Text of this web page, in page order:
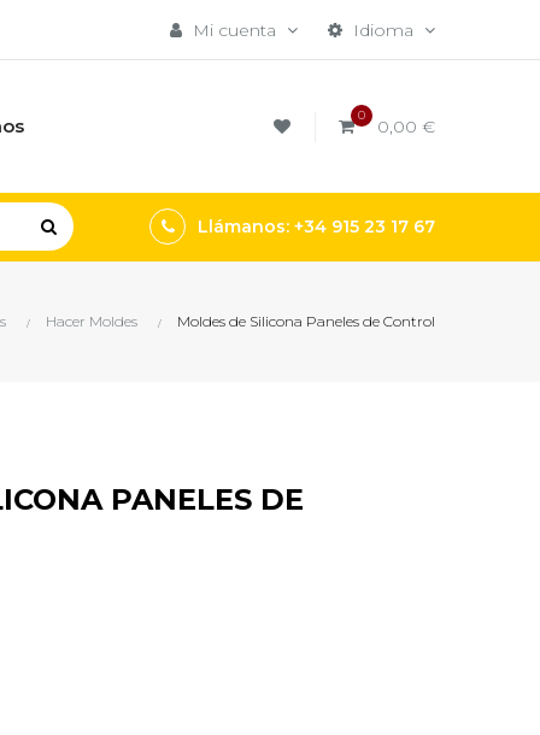
Idioma
Mi cuenta
0 0,00 €
Llámanos: +34 915 23 17 67
Hacer Moldes Moldes de Silicona Paneles de Control
PANELES DE